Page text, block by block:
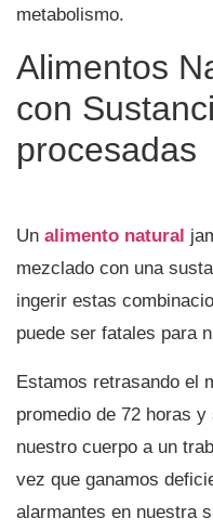
metabolismo.
Alimentos
con
procesadas
Un alimento natural
mezclado con una
ingerir estas
puede ser fatales para
Estamos retrasando el
promedio de 72 horas y
nuestro cuerpo a un
vez que ganamos
alarmantes en nuestra